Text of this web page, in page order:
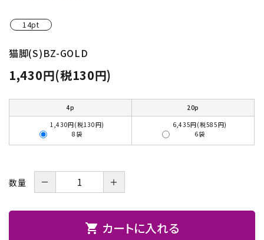
基本材料
コンテンツ
グループ
お問い合わせ
14pt
猫脚(S)BZ-GOLD
1,430円(税130円)
4p
20p
1,430円(税130円)
8袋
6,435円(税585円)
6袋
数量 － ＋
shopping_cart カートに入れる